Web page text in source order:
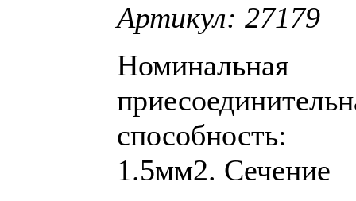
Артикул: 27179
Номинальная
способность:
1.5мм2. Сечение